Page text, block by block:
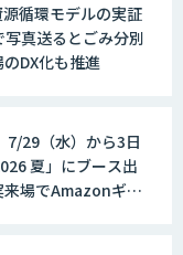
循環モデルの実証
真送るとごみ分別
DX化も推進
7/29（水）から3日
夏」にブース出
場でAmazonギフ